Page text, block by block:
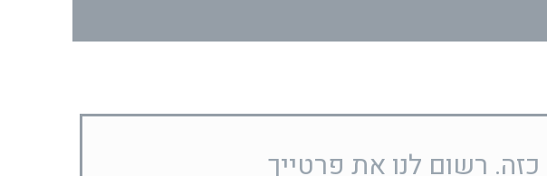
רשום לנו את פרטייך